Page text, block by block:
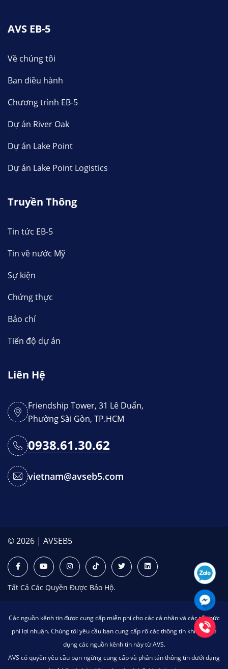
AVS EB-5
Về chúng tôi
Ban điều hành
Chương trình EB-5
Dự án River Oak
Dự án Lake Point
Dự án Lake Point Logistics
Truyền Thông
Tin tức EB-5
Tin về nước Mỹ
Sự kiện
Chứng thực
Báo chí
Tiến độ dự án
Liên Hệ
Friendship Tower, 31 Lê Duẩn,
Phường Sài Gòn, TP.HCM
0938.61.30.62
vietnam@avseb5.com
© 2026 | AVSEB5
Tất Cả Các Quyền Được Bảo Hộ.
Các nguồn kênh tin được cung cấp miễn phí cho các cá nhân và các tổ chức
phi lợi nhuận. Chúng tôi yêu cầu bạn cung cấp rõ các thông tin khi bạn sử
dụng các nguồn kênh tin này từ AVS.
AVS có quyền yêu cầu bạn ngừng cung cấp và phân tán thông tin dưới dạng